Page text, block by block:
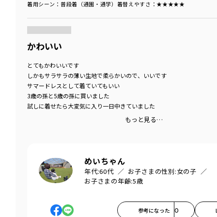
着用シーン ：普段着（通園・通学） 着替えやすさ ：★★★★★
かわいい
とてもかわいいです
しかもサラサラの薄い生地で柔らかいので、いいです
サマードレスとして着ていてもいい
3歳の孫と5歳の孫に買いました
試しに着せたら大変気に入り一日中きていました
もっと見る…
めいちゃん
年代:60代 お子さまの性別:女の子
お子さまの年齢:5歳
参考になった 0